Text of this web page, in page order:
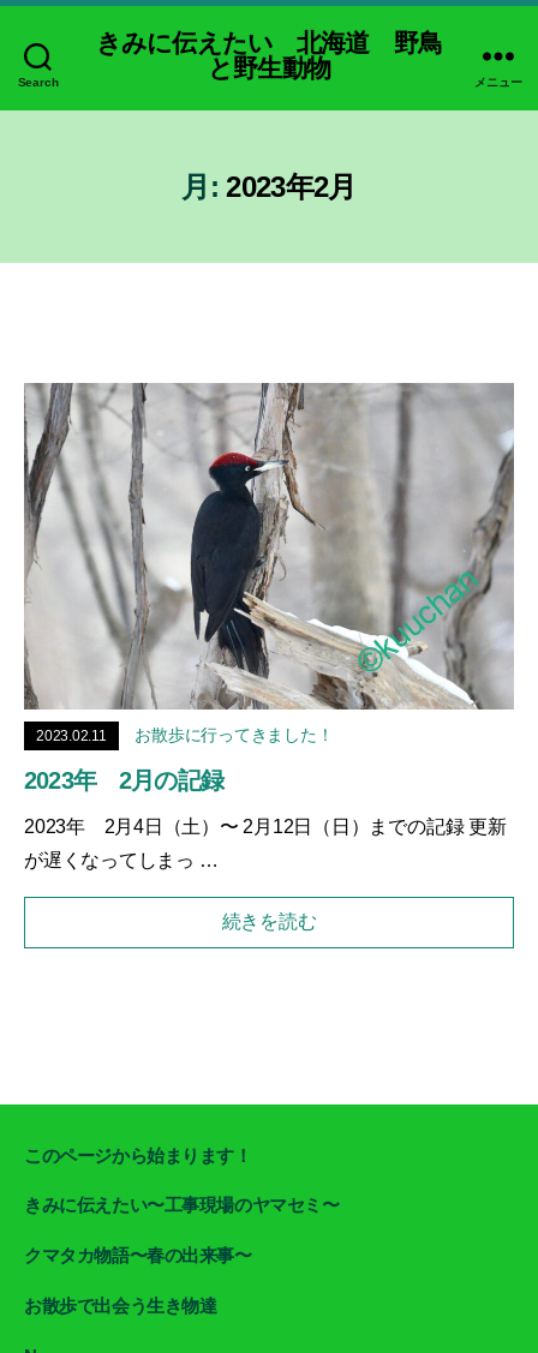
Search
きみに伝えたい 北海道 野鳥
と野生動物
メニュー
月: 2023年2月
2023.02.11 お散歩に行ってきました！
2023年 2月の記録
2023年 2月4日（土）〜 2月12日（日）までの記録 更新
が遅くなってしまっ …
続きを読む
このページから始まります！
きみに伝えたい〜工事現場のヤマセミ〜
クマタカ物語〜春の出来事〜
お散歩で出会う生き物達